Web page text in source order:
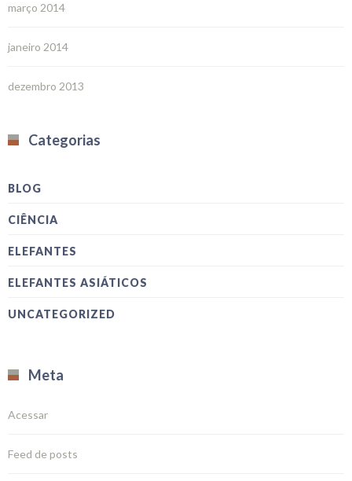
março 2014
janeiro 2014
dezembro 2013
Categorias
BLOG
CIÊNCIA
ELEFANTES
ELEFANTES ASIÁTICOS
UNCATEGORIZED
Meta
Acessar
Feed de posts